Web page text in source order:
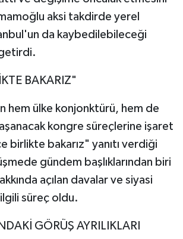
aksi takdirde yerel
da kaybedilebileceği
BAKARIZ"
hem ülke konjonktürü, hem de
kongre süreçlerine işaret
birlikte bakarız" yanıtı verdiği
gündem başlıklarından biri
açılan davalar ve siyasi
süreç oldu.
GÖRÜŞ AYRILIKLARI